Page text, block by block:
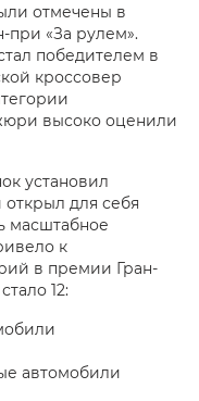
отмечены в
при «За рулем».
победителем в
кроссовер
высоко оценили
установил
для себя
масштабное
к
в премии Гран-
12:
автомобили